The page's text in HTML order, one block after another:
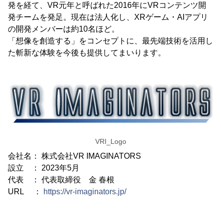
発を経て、VR元年と呼ばれた2016年にVRコンテンツ開
発チームを発足。現在は法人化し、XRゲーム・AIアプリ
の開発メンバーは約10名ほど。
「想像を創造する」をコンセプトに、最先端技術を活用し
た斬新な体験を今後も提供してまいります。
VRI_Logo
会社名： 株式会社VR IMAGINATORS
設立 ： 2023年5月
代表 ： 代表取締役 金 春根
URL ：
https://vr-imaginators.jp/